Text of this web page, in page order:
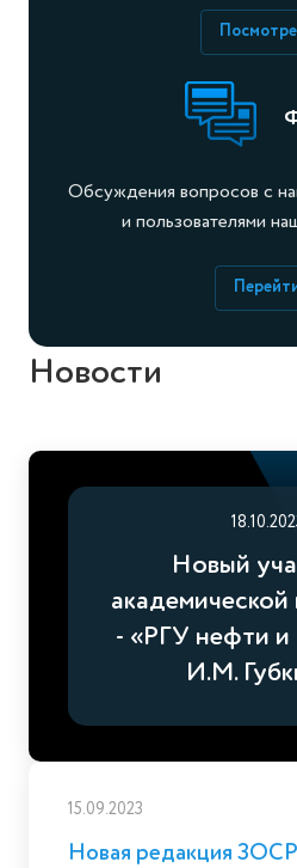
Обсуждения вопросов с
и пользователями
Новости
Новый
- «РГУ нефти и
И.М.
15.09.2023
Новая редакция